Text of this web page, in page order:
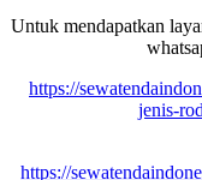
Untuk mendapatkan
https://
jenis-
https://